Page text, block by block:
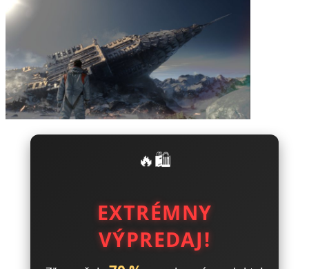
🔥🛍️
EXTRÉMNY
VÝPREDAJ!